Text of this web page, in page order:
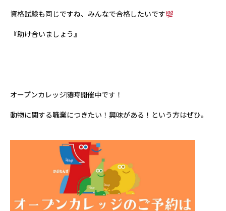
資格試験も同じですね、みんなで合格したいです
『助け合いましょう』
オープンカレッジ随時開催中です！
動物に関する職業につきたい！興味がある！という方はぜひ。